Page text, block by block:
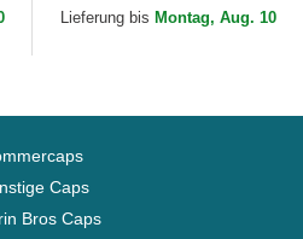
Estrella Bob Esponja...
Lieferung bis Montag, Aug. 10
Caps
Bros Caps